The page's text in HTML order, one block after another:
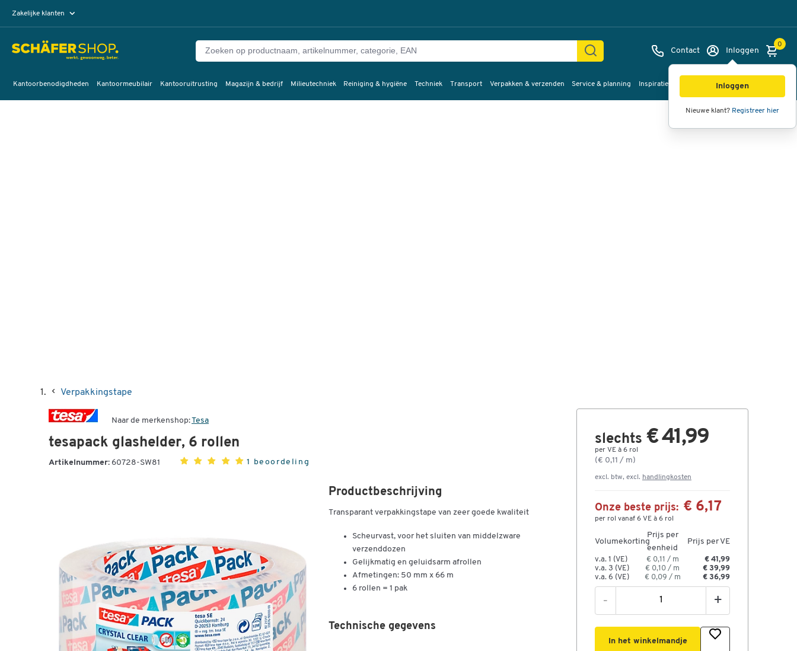
Zakelijke klanten
Contact Inloggen
Inloggen
Nieuwe klant? Registreer hier
0
Kantoorbenodigdheden Kantoormeubilair Kantooruitrusting Magazijn & bedrijf Milieutechniek Reiniging & hygiëne Techniek Transport Verpakken & verzenden Service & planning Inspiratie
Verpakkingstape
Naar de merkenshop:Tesa
tesapack glashelder, 6 rollen
Artikelnummer: 60728-SW81 1 beoordeling
Productbeschrijving
Transparant verpakkingstape van zeer goede kwaliteit
Scheurvast, voor het sluiten van middelzware
verzenddozen
Gelijkmatig en geluidsarm afrollen
Afmetingen: 50 mm x 66 m
6 rollen = 1 pak
Technische gegevens
slechts € 41,99
per VE à 6 rol
(€ 0,11 / m)
excl. btw, excl. handlingkosten
Onze beste prijs: € 6,17
per rol vanaf 6 VE à 6 rol
Volumekorting
Prijs per
eenheid
Prijs per VE
v.a. 1 (VE) € 0,11 / m
€ 41,99
v.a. 3 (VE)
€ 0,10 / m
€ 39,99
v.a. 6 (VE)
€ 0,09 / m € 36,99
- +
In het winkelmandje
Afbeeldingen Video's
360°
weergave